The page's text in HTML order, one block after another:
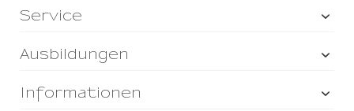
Service
Ausbildungen
Informationen